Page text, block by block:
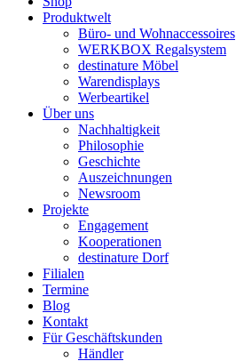
Produktwelt
Büro- und Wohnaccessoires
WERKBOX Regalsystem
destinature Möbel
Warendisplays
Werbeartikel
Über uns
Nachhaltigkeit
Philosophie
Geschichte
Auszeichnungen
Newsroom
Projekte
Engagement
Kooperationen
destinature Dorf
Filialen
Termine
Blog
Kontakt
Für Geschäftskunden
Händler